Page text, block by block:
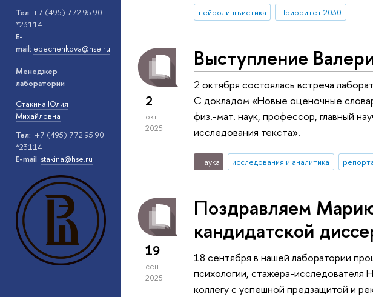
Тел: +7 (495) 772 95 90
*23114
E-
mail: epechenkova@hse.ru
Менеджер
лаборатории
Стакина Юлия
Михайловна
Тел: +7 (495) 772 95 90
*23114
E-mail: stakina@hse.ru
нейролингвистика
Приоритет 2030
2
окт
2025
Выступление
2 октября состоялась встреча
С докладом «Новые оценочные
физ.-мат. наук, профессор, главный
исследования текста».
Наука исследования и аналитика
19
сен
2025
Поздравляем
кандидатской
18 сентября в нашей лаборатории
психологии, стажёра-исследователя
коллегу с успешной предзащитой и